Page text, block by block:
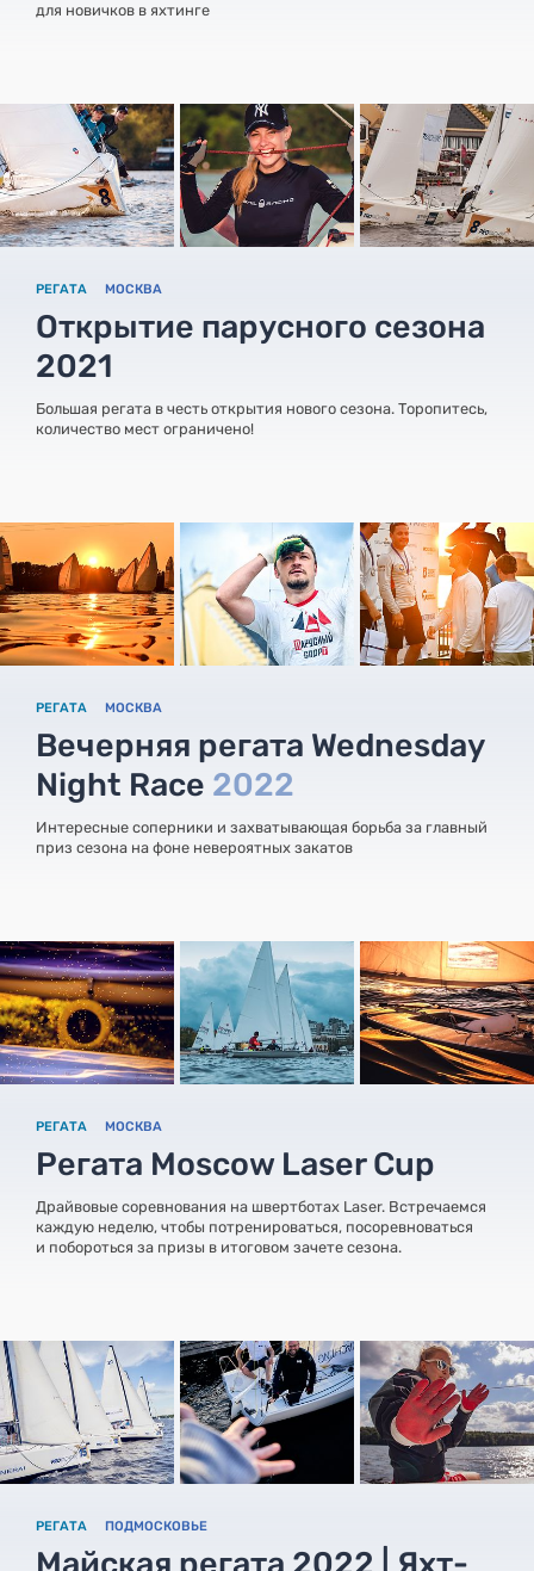
для новичков в яхтинге
РЕГАТА МОСКВА
Открытие парусного сезона
2021
Большая регата в честь открытия нового сезона. Торопитесь,
количество мест ограничено!
РЕГАТА МОСКВА
Вечерняя регата Wednesday
Night Race 2022
Интересные соперники и захватывающая борьба за главный
приз сезона на фоне невероятных закатов
РЕГАТА МОСКВА
Регата Moscow Laser Cup
Драйвовые соревнования на швертботах Laser. Встречаемся
каждую неделю, чтобы потренироваться, посоревноваться
и побороться за призы в итоговом зачете сезона.
РЕГАТА ПОДМОСКОВЬЕ